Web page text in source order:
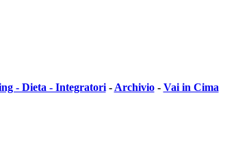
- Dieta - Integratori- Archivio- Vai in Cima